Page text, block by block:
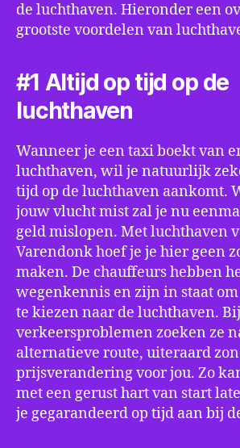
de luchthaven. Hieronder een
grootste voordelen van
#1 Altijd op tijd op de
luchthaven
Wanneer je een taxi boekt van
luchthaven, wil je natuurlijk
tijd op de luchthaven aankomt.
jouw vlucht mist zal je nu
geld mislopen. Met luchthaven
Varendonk hoef je je hier geen
maken. De chauffeurs hebben
wegenkennis en zijn in staat
te kiezen naar de luchthaven.
verkeersproblemen zoeken ze
alternatieve route, uiteraard
prijsverandering voor jou. Zo
met een gerust hart van start
je gegarandeerd op tijd aan bij